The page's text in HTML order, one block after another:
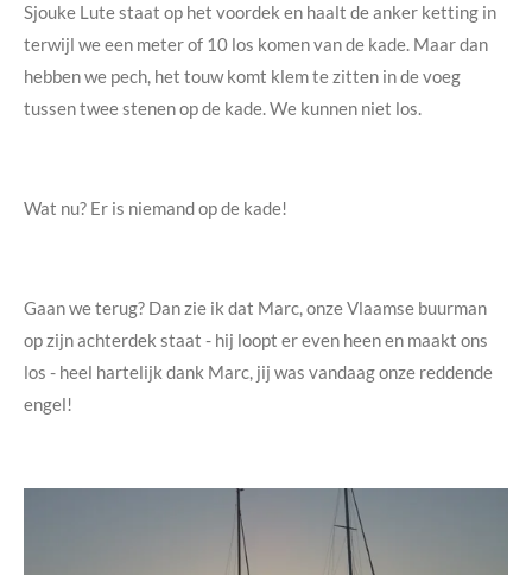
Sjouke Lute staat op het voordek en haalt de anker ketting in
terwijl we een meter of 10 los komen van de kade. Maar dan
hebben we pech, het touw komt klem te zitten in de voeg
tussen twee stenen op de kade. We kunnen niet los.
Wat nu? Er is niemand op de kade!
Gaan we terug? Dan zie ik dat Marc, onze Vlaamse buurman
op zijn achterdek staat - hij loopt er even heen en maakt ons
los - heel hartelijk dank Marc, jij was vandaag onze reddende
engel!